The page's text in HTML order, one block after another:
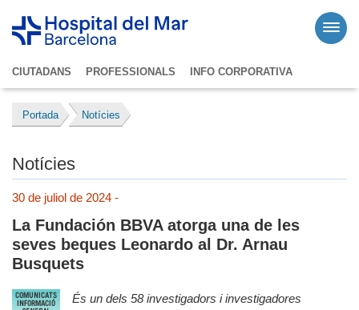
CIUTADANS PROFESSIONALS INFO CORPORATIVA
Portada Notícies
Notícies
30 de juliol de 2024 -
La Fundación BBVA atorga una de les
seves beques Leonardo al Dr. Arnau
Busquets
És un dels 58 investigadors i investigadores